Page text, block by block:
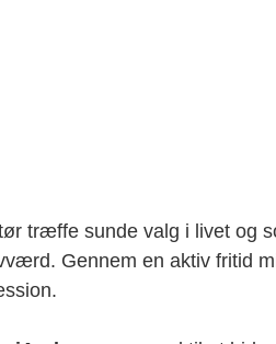
træffe sunde valg i livet og
Gennem en aktiv fritid